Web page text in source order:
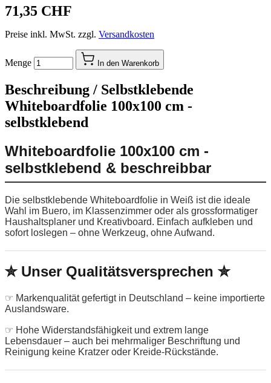
71,35 CHF
Preise inkl. MwSt. zzgl. Versandkosten
Menge In den Warenkorb
Beschreibung / Selbstklebende
Whiteboardfolie 100x100 cm -
selbstklebend
Whiteboardfolie 100x100 cm -
selbstklebend & beschreibbar
Die selbstklebende Whiteboardfolie in Weiß ist die ideale
Wahl im Buero, im Klassenzimmer oder als grossformatiger
Haushaltsplaner und Kreativboard. Einfach aufkleben und
sofort loslegen – ohne Werkzeug, ohne Aufwand.
✮ Unser Qualitätsversprechen ✮
☞ Markenqualität gefertigt in Deutschland – keine importierte
Auslandsware.
☞ Hohe Widerstandsfähigkeit und extrem lange
Lebensdauer – auch bei mehrmaliger Beschriftung und
Reinigung keine Kratzer oder Kreide-Rückstände.